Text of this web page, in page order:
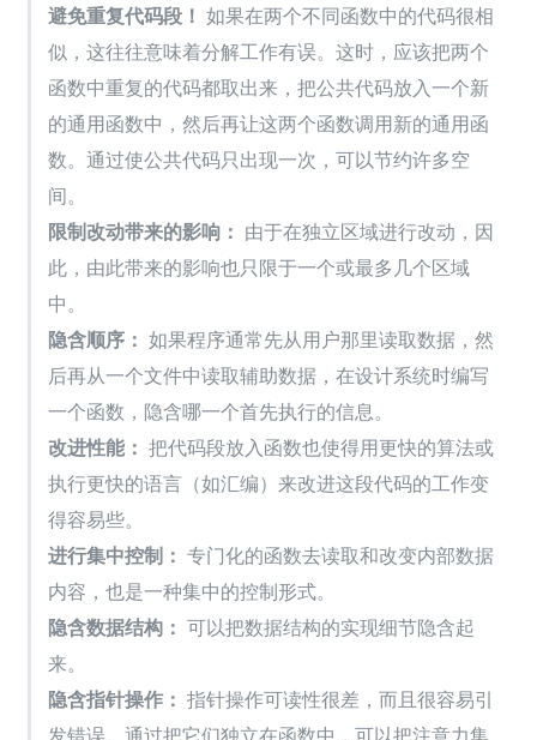
避免重复代码段！ 如果在两个不同函数中的代码很相
似，这往往意味着分解工作有误。这时，应该把两个
函数中重复的代码都取出来，把公共代码放入一个新
的通用函数中，然后再让这两个函数调用新的通用函
数。通过使公共代码只出现一次，可以节约许多空
间。
限制改动带来的影响： 由于在独立区域进行改动，因
此，由此带来的影响也只限于一个或最多几个区域
中。
隐含顺序： 如果程序通常先从用户那里读取数据，然
后再从一个文件中读取辅助数据，在设计系统时编写
一个函数，隐含哪一个首先执行的信息。
改进性能： 把代码段放入函数也使得用更快的算法或
执行更快的语言（如汇编）来改进这段代码的工作变
得容易些。
进行集中控制： 专门化的函数去读取和改变内部数据
内容，也是一种集中的控制形式。
隐含数据结构： 可以把数据结构的实现细节隐含起
来。
隐含指针操作： 指针操作可读性很差，而且很容易引